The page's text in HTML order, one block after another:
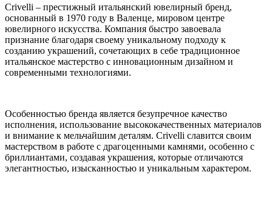
Crivelli – престижный итальянский ювелирный бренд,
основанный в 1970 году в Валенце, мировом центре
ювелирного искусства. Компания быстро завоевала
признание благодаря своему уникальному подходу к
созданию украшений, сочетающих в себе традиционное
итальянское мастерство с инновационным дизайном и
современными технологиями.
Особенностью бренда является безупречное качество
исполнения, использование высококачественных материалов
и внимание к мельчайшим деталям. Crivelli славится своим
мастерством в работе с драгоценными камнями, особенно с
бриллиантами, создавая украшения, которые отличаются
элегантностью, изысканностью и уникальным характером.